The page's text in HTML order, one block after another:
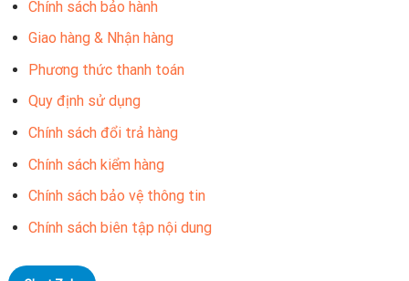
Chính sách bảo hành
Giao hàng & Nhận hàng
Phương thức thanh toán
Quy định sử dụng
Chính sách đổi trả hàng
Chính sách kiểm hàng
Chính sách bảo vệ thông tin
Chính sách biên tập nội dung